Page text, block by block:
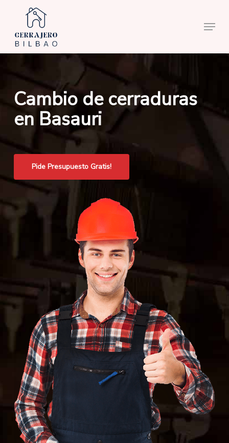
main
content
Menu
Cambio de cerraduras
en Basauri
Pide Presupuesto Gratis!